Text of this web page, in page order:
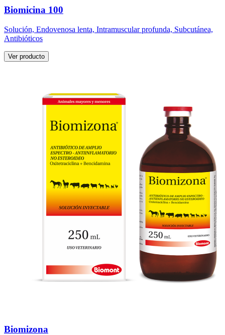
Biomicina 100
Solución, Endovenosa lenta, Intramuscular profunda, Subcutánea,
Antibióticos
Ver producto
Biomizona